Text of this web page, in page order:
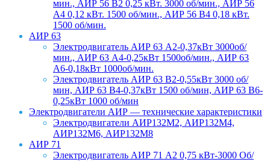
мин., АИР 56 В2 0,25 кВт. 3000 об/мин., АИР 56
А4 0,12 кВт. 1500 об/мин., АИР 56 В4 0,18 кВт.
1500 об/мин.
АИР 63
Электродвигатель АИР 63 А2-0,37кВт 3000об/
мин., АИР 63 А4-0,25кВт 1500об/мин., АИР 63
А6-0,18кВт 1000об/мин.
Электродвигатель АИР 63 В2-0,55кВт 3000 об/
мин, АИР 63 В4-0,37кВт 1500 об/мин, АИР 63 В6-
0,25кВт 1000 об/мин
Электродвигатели АИР — технические характеристики
Электродвигатели АИР132М2, АИР132М4,
АИР132М6, АИР132М8
АИР 71
Электродвигатель АИР 71 А2 0,75 кВт-3000 Об/